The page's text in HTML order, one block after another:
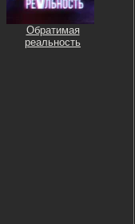
Обратимая
реальность